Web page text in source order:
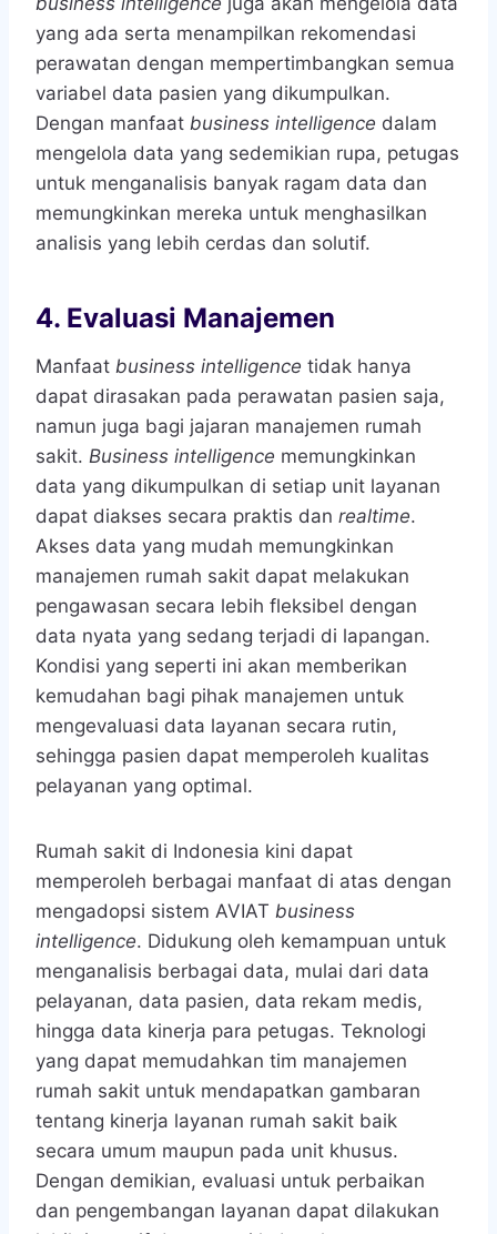
yang ada serta menampilkan rekomendasi
perawatan dengan mempertimbangkan semua
variabel data pasien yang dikumpulkan.
Dengan manfaat business intelligence dalam
mengelola data yang sedemikian rupa, petugas
untuk menganalisis banyak ragam data dan
memungkinkan mereka untuk menghasilkan
analisis yang lebih cerdas dan solutif.
4. Evaluasi Manajemen
Manfaat business intelligence tidak hanya
dapat dirasakan pada perawatan pasien saja,
namun juga bagi jajaran manajemen rumah
sakit. Business intelligence memungkinkan
data yang dikumpulkan di setiap unit layanan
dapat diakses secara praktis dan realtime.
Akses data yang mudah memungkinkan
manajemen rumah sakit dapat melakukan
pengawasan secara lebih fleksibel dengan
data nyata yang sedang terjadi di lapangan.
Kondisi yang seperti ini akan memberikan
kemudahan bagi pihak manajemen untuk
mengevaluasi data layanan secara rutin,
sehingga pasien dapat memperoleh kualitas
pelayanan yang optimal.
Rumah sakit di Indonesia kini dapat
memperoleh berbagai manfaat di atas dengan
mengadopsi sistem AVIAT business
intelligence. Didukung oleh kemampuan untuk
menganalisis berbagai data, mulai dari data
pelayanan, data pasien, data rekam medis,
hingga data kinerja para petugas. Teknologi
yang dapat memudahkan tim manajemen
rumah sakit untuk mendapatkan gambaran
tentang kinerja layanan rumah sakit baik
secara umum maupun pada unit khusus.
Dengan demikian, evaluasi untuk perbaikan
dan pengembangan layanan dapat dilakukan